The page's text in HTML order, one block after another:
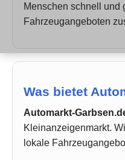
Menschen schnell und
Fahrzeugangeboten
Was bietet
Automarkt-
Kleinanzeigenmarkt.
lokale